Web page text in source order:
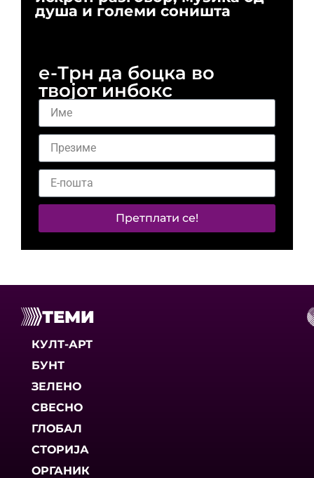
душа и големи соништа
е-Трн да боцка во
твојот инбокс
Претплати се!
ТЕМИ
КУЛТ-АРТ
БУНТ
ЗЕЛЕНО
СВЕСНО
ГЛОБАЛ
СТОРИЈА
ОРГАНИК